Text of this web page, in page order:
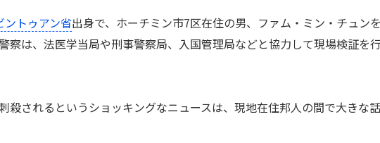
ントゥアン省出身で、ホーチミン市7区在住の男、ファム・ミン・チュンを
察は、法医学当局や刑事警察局、入国管理局などと協力して現場検証を
殺されるというショッキングなニュースは、現地在住邦人の間で大きな